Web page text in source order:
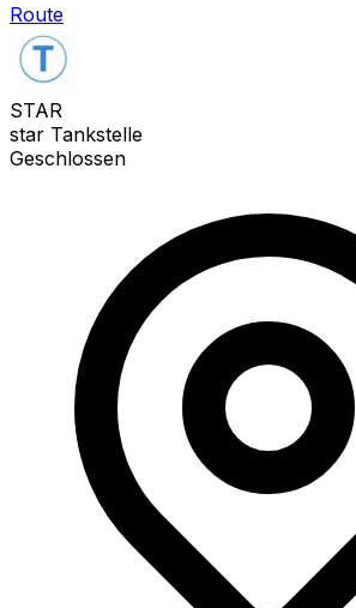
Route
STAR
star Tankstelle
Geschlossen